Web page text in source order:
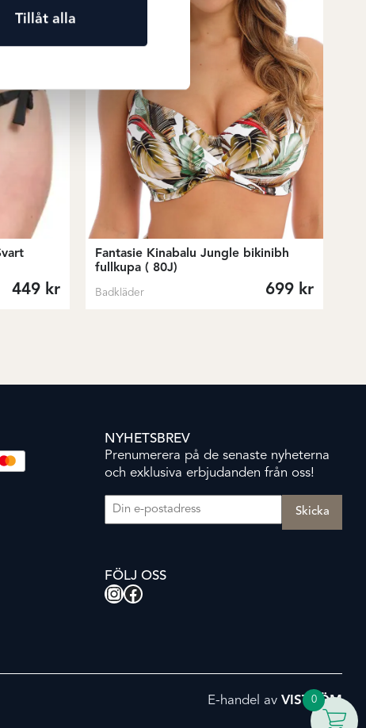
Tillåt alla
449 kr
Fantasie Kinabalu Jungle bikinibh
fullkupa ( 80J)
Badkläder 699 kr
NYHETSBREV
Prenumerera på de senaste nyheterna
och exklusiva erbjudanden från oss!
E-post (Obligatoriskt)
FÖLJ OSS
Instagram
Facebook
E-handel av VISTRÖM
0